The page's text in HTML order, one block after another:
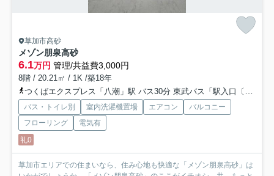
草加市高砂
メゾン朋泉高砂
6.1万円 管理/共益費3,000円
8階 / 20.21㎡ / 1K /築18年
つくばエクスプレス「八潮」駅 バス30分 東武バス「駅入口〔草加駅東口〕」 停歩2分
バス・トイレ別 室内洗濯機置場 エアコン
バルコニー
フローリング
電気有
礼0
草加市エリアでの住まいなら、住み心地も快適な「メゾン朋泉高砂」は